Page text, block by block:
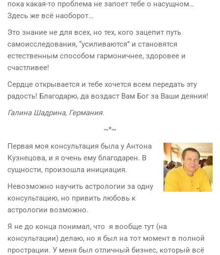
пока какая-то проблема не запоет тебе о насущном…
Здесь же всё наоборот…
Это знание не для всех, но тех, кого зацепит путь
самоисследования, “усиливаются” и становятся
естественным способом гармоничнее, здоровее и
счастливее!
Сердце открывается и тебе хочется всем передать эту
радость! Благодарю, да воздаст Вам Бог за Ваши деяния!
Галина Шадрина, Германия.
~*~
Первая моя консультация была у Антона
Кузнецова, и я очень ему благодарен. В
сущности, произошла инициация.
Невозможно научить астрологии за одну
консультацию, но привить любовь к
астрологии возможно.
Я не до конца понимал, что я вообще тут (на
консультации) делаю, но я был на тот момент в полной
прострации. У меня был отличный бизнес, который всё